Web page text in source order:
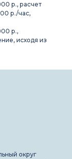
р., расчет
р./час,
р.,
исходя из
округ